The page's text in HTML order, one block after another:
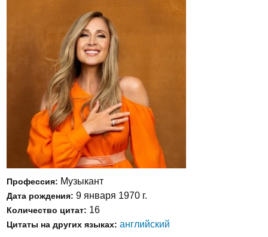
Профессия: Музыкант
Дата рождения: 9 января 1970 г.
Количество цитат: 16
Цитаты на других языках: английский